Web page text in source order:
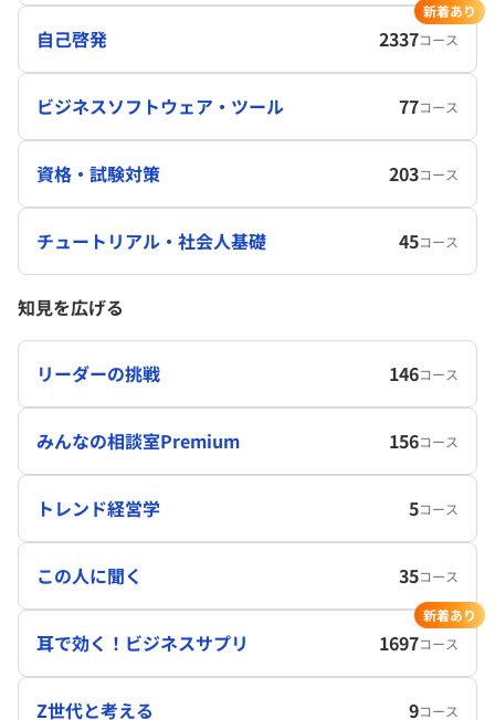
自己啓発 2337コース
新着あり
ビジネスソフトウェア・ツール 77コース
資格・試験対策 203コース
チュートリアル・社会人基礎 45コース
知見を広げる
リーダーの挑戦 146コース
みんなの相談室Premium 156コース
トレンド経営学 5コース
この人に聞く 35コース
耳で効く！ビジネスサプリ 1697コース
新着あり
Z世代と考える 9コース